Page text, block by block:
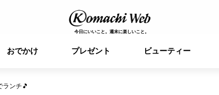
今日にいいこと。週末に楽しいこと。
おでかけ プレゼント ビューティー
ランチ🎵